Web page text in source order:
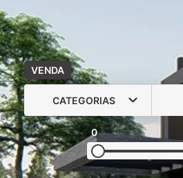
VENDA
CATEGORIAS
0